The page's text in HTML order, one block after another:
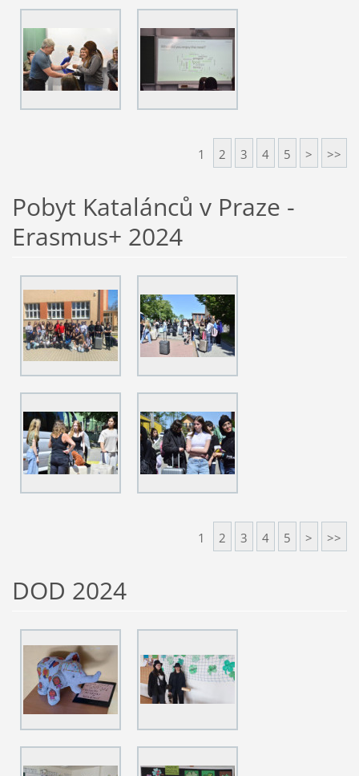
1 2 3 4 5 > >>
Pobyt Katalánců v Praze -
Erasmus+ 2024
1 2 3 4 5 > >>
DOD 2024